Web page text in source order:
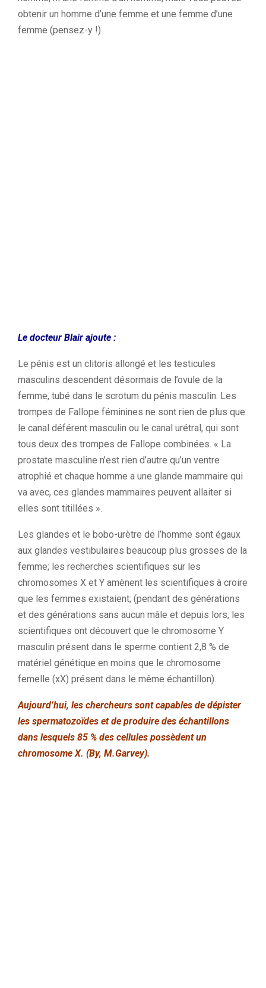
obtenir un homme d’une femme et une femme d’une
femme (pensez-y !)
Le docteur Blair ajoute :
Le pénis est un clitoris allongé et les testicules
masculins descendent désormais de l’ovule de la
femme, tubé dans le scrotum du pénis masculin. Les
trompes de Fallope féminines ne sont rien de plus que
le canal déférent masculin ou le canal urétral, qui sont
tous deux des trompes de Fallope combinées. « La
prostate masculine n’est rien d’autre qu’un ventre
atrophié et chaque homme a une glande mammaire qui
va avec, ces glandes mammaires peuvent allaiter si
elles sont titillées ».
Les glandes et le bobo-urètre de l’homme sont égaux
aux glandes vestibulaires beaucoup plus grosses de la
femme; les recherches scientifiques sur les
chromosomes X et Y amènent les scientifiques à croire
que les femmes existaient; (pendant des générations
et des générations sans aucun mâle et depuis lors, les
scientifiques ont découvert que le chromosome Y
masculin présent dans le sperme contient 2,8 % de
matériel génétique en moins que le chromosome
femelle (xX) présent dans le même échantillon).
Aujourd’hui, les chercheurs sont capables de dépister
les spermatozoïdes et de produire des échantillons
dans lesquels 85 % des cellules possèdent un
chromosome X. (By, M.Garvey).